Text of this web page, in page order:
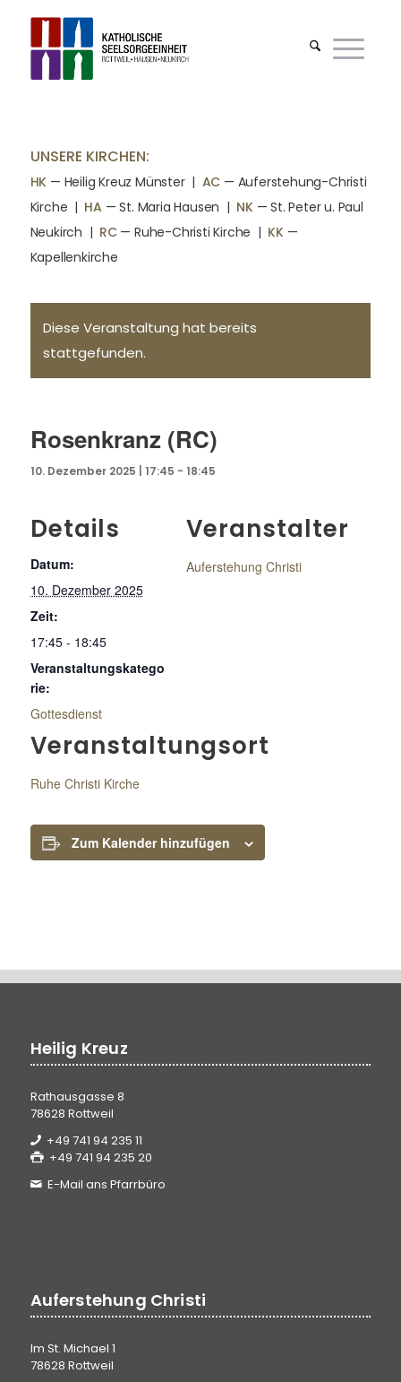
UNSERE KIRCHEN:
HK — Heilig Kreuz Münster | AC — Auferstehung-Christi
Kirche | HA — St. Maria Hausen | NK— St. Peter u. Paul
Neukirch | RC— Ruhe-Christi Kirche | KK—
Kapellenkirche
Diese Veranstaltung hat bereits
stattgefunden.
Rosenkranz (RC)
10. Dezember 2025 | 17:45 - 18:45
Details
Datum:
10. Dezember 2025
Zeit:
17:45 - 18:45
Veranstaltungskatego
rie:
Gottesdienst
Veranstaltungsort
Ruhe Christi Kirche
Veranstalter
Auferstehung Christi
Zum Kalender hinzufügen
Heilig Kreuz
Rathausgasse 8
78628 Rottweil
+49 741 94 235 11
+49 741 94 235 20
E-Mail ans Pfarrbüro
Auferstehung Christi
Im St. Michael 1
78628 Rottweil